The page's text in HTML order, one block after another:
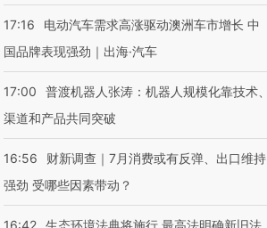
17:16
电动汽车需求高涨驱动澳洲车市增长 中
国品牌表现强劲｜出海·汽车
17:00
普渡机器人张涛：机器人规模化靠技术、
渠道和产品共同突破
16:56
财新调查｜7月消费或有反弹、出口维持
强劲 受哪些因素带动？
16:42 生态环境法典将施行 最高法明确新旧法